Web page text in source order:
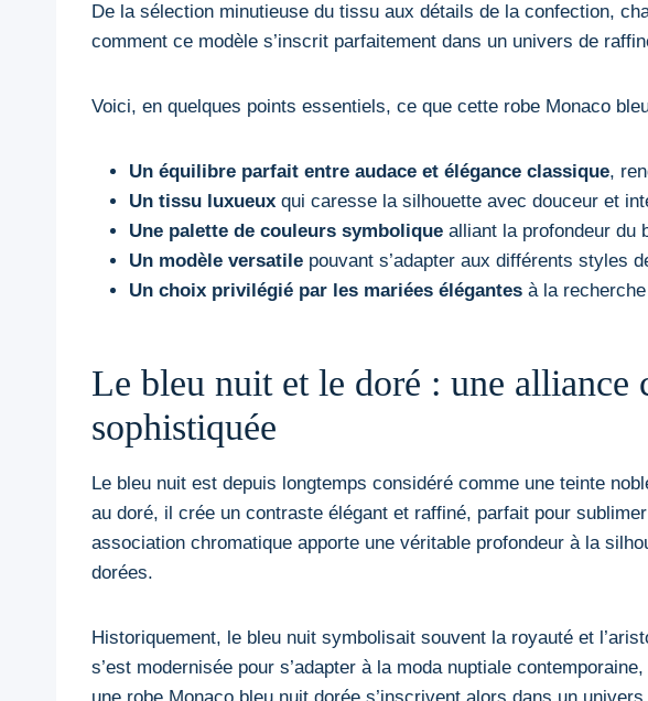
De la sélection minutieuse du tissu aux détails de la confection,
comment ce modèle s’inscrit parfaitement dans un univers de
Voici, en quelques points essentiels, ce que cette robe Monaco
Un équilibre parfait entre audace et élégance classique,
Un tissu luxueux qui caresse la silhouette avec douceur et
Une palette de couleurs symbolique alliant la profondeur du
Un modèle versatile pouvant s’adapter aux différents styles
Un choix privilégié par les mariées élégantes à la
Le bleu nuit et le doré : une alliance
sophistiquée
Le bleu nuit est depuis longtemps considéré comme une teinte
au doré, il crée un contraste élégant et raffiné, parfait pour
association chromatique apporte une véritable profondeur à la
dorées.
Historiquement, le bleu nuit symbolisait souvent la royauté et
s’est modernisée pour s’adapter à la moda nuptiale